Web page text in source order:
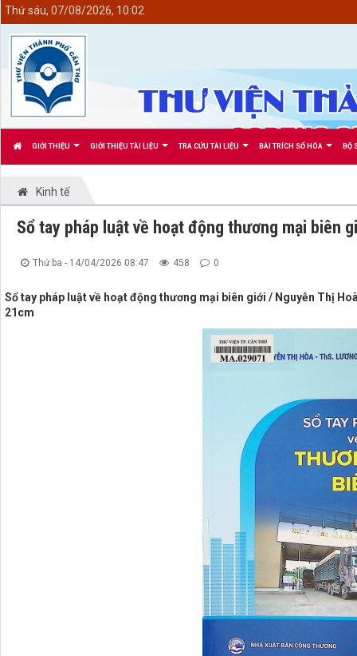
GIỚI THIỆU GIỚI THIỆU TÀI LIỆU TRA CỨU TÀI LIỆU BÀI TRÍCH SỐ HÓA BỘ
Thứ sáu, 07/08/2026, 10:02
Kinh tế
Sổ tay pháp luật về hoạt động thương mại biên
Thứ ba - 14/04/2026 08:47 458 0
Sổ tay pháp luật về hoạt động thương mại biên giới / Nguyễn Thị
21cm
<